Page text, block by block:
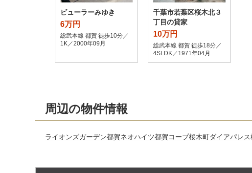
ビューラーみゆき
6万円
総武本線 都賀 徒歩10分／
1K／2000年09月
千葉市若葉区桜木北３
丁目の貸家
10万円
総武本線 都賀 徒歩18分／
4SLDK／1971年04月
周辺の物件情報
ライオンズガーデン都賀ネオハイツ都賀コープ桜木町ダイアパレ